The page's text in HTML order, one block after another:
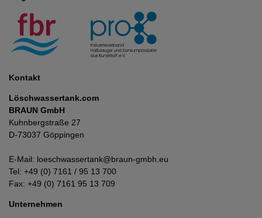
Kontakt
Löschwassertank.com
BRAUN GmbH
Kuhnbergstraße 27
D-73037 Göppingen
E-Mail: loeschwassertank@braun-gmbh.eu
Tel: +49 (0) 7161 / 95 13 700
Fax: +49 (0) 7161 95 13 709
Unternehmen